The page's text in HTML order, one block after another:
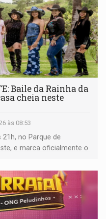
Baile da Rainha da
cheia neste
às 08:53
no Parque de
e marca oficialmente o